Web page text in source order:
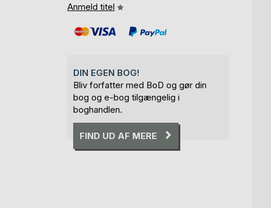
Anmeld titel
DIN EGEN BOG!
Bliv forfatter med BoD og gør din
bog og e-bog tilgængelig i
boghandlen.
FIND UD AF MERE